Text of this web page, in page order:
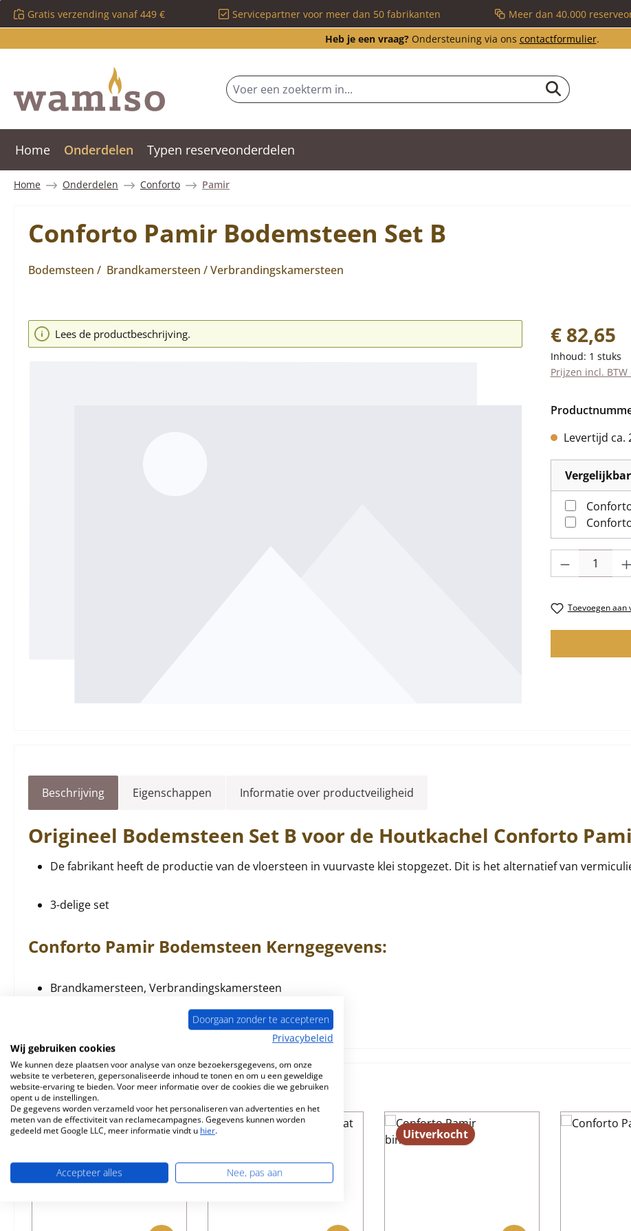
naar de hoofdinhoud
Ga naar de zoekopdracht
Ga naar de hoofdnavigatie
Gratis verzending vanaf 449 € Servicepartner voor meer dan 50 fabrikanten Meer dan 40.000
Heb je een vraag?Ondersteuning via ons contactformulier.
Home Onderdelen Typen reserveonderdelen
Home Onderdelen Conforto Pamir
Conforto Pamir Bodemsteen Set B
Bodemsteen / Brandkamersteen / Verbrandingskamersteen
Afbeeldingengalerij overslaan
Lees de productbeschrijving. Normale prijs:
€ 82,65
Inhoud: 1 stuks
Prijzen incl.
Levertijd ca.
Toevoegen aan
Beschrijving Eigenschappen Informatie over productveiligheid
Origineel Bodemsteen Set B voor de Houtkachel Conforto
De fabrikant heeft de productie van de vloersteen in vuurvaste klei stopgezet. Dit is het alternatief van
3-delige set
Conforto Pamir Bodemsteen Kerngegevens:
Brandkamersteen, Verbrandingskamersteen
Vergelijkbare producten
Productgalerij overslaan
Uitverkocht
Doorgaan zonder te accepteren
Privacybeleid
Wij gebruiken cookies
We kunnen deze plaatsen voor analyse van onze bezoekersgegevens, om onze
website te verbeteren, gepersonaliseerde inhoud te tonen en om u een geweldige
website-ervaring te bieden. Voor meer informatie over de cookies die we gebruiken
opent u de instellingen.
De gegevens worden verzameld voor het personaliseren van advertenties en het
meten van de effectiviteit van reclamecampagnes. Gegevens kunnen worden
gedeeld met Google LLC, meer informatie vindt u hier.
Accepteer alles Nee, pas aan